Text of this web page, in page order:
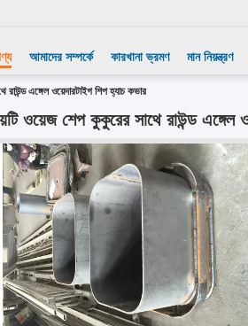
আমাদের সম্পর্কে কারখানা ভ্রমণ মান নিয়ন্ত্রণ
এঙ্গেল ওয়েদারটাইগ শিপ হ্যাচ কভার
ওয়েজ শেপ কুকুরের সাথে রাউন্ড এঙ্গেল